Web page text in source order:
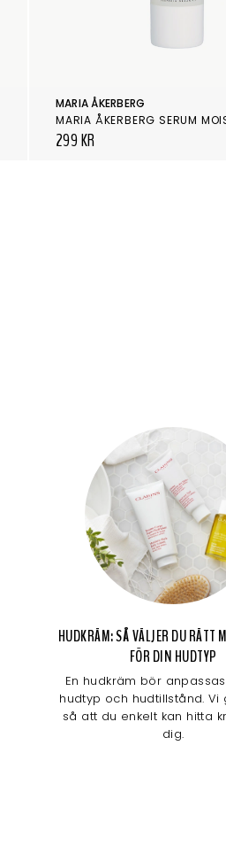
MARIA ÅKERBERG
MARIA ÅKERBERG SERUM
299 KR
HUDKRÄM: SÅ VÄLJER DU RÄTT
FÖR DIN HUDTYP
En hudkräm bör
hudtyp och hudtillstånd.
så att du enkelt kan hitta
dig.